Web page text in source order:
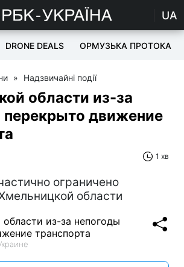
UA
DRONE DEALS ОРМУЗЬКА ПРОТОКА
» Надзвичайні події
области из-за
перекрыто движение
1 хв
ограничено
области